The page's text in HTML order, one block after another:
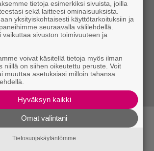
hyiselle Pohjolalle –
keskelle kinoksia
tietoja esimerkiksi sivuista, joilla
sekä laitteesi ominaisuuksista.
yksityiskohtaisesti käyttötarkoituksiin ja
seuraavalla välilehdellä.
vaikuttaa sivuston toimivuuteen ja
voivat käsitellä tietoja myös ilman
niillä on siihen oikeutettu peruste. Voit
muuttaa asetuksiasi milloin tahansa
Hyväksyn kaikki
Omat valintani
Tietosuojakäytäntömme